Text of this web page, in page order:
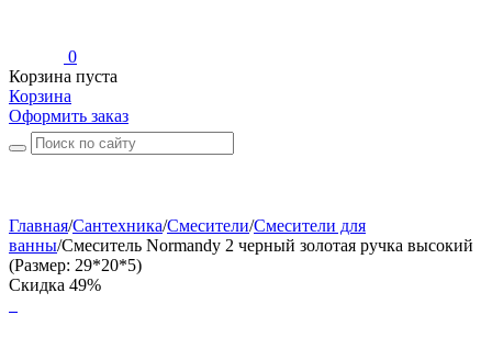
0
Корзина пуста
Корзина
Оформить заказ
Главная/Сантехника/Смесители/Смесители для
ванны/Смеситель Normandy 2 черный золотая ручка высокий
(Размер: 29*20*5)
Скидка 49%